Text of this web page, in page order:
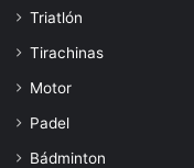
Triatlón
Tirachinas
Motor
Padel
Bádminton